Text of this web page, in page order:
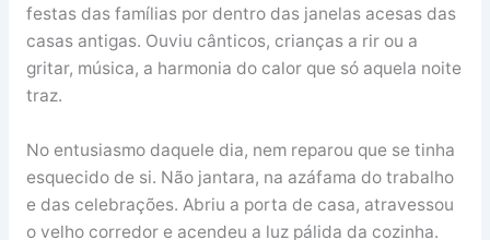
festas das famílias por dentro das janelas acesas das
casas antigas. Ouviu cânticos, crianças a rir ou a
gritar, música, a harmonia do calor que só aquela noite
traz.
No entusiasmo daquele dia, nem reparou que se tinha
esquecido de si. Não jantara, na azáfama do trabalho
e das celebrações. Abriu a porta de casa, atravessou
o velho corredor e acendeu a luz pálida da cozinha.